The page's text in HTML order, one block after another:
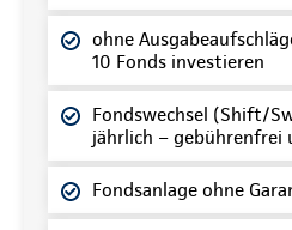
ohne
10 Fonds investieren
Fondswechsel (Shift/
jährlich – gebührenfrei
Fondsanlage ohne